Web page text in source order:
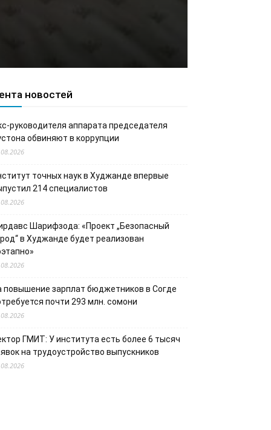
новостей
руководителя аппарата председателя
обвиняют в коррупции
точных наук в Худжанде впервые
214 специалистов
Шарифзода: «Проект „Безопасный
в Худжанде будет реализован
повышение зарплат бюджетников в Согде
почти 293 млн. сомони
ГМИТ: У института есть более 6 тысяч
на трудоустройство выпускников